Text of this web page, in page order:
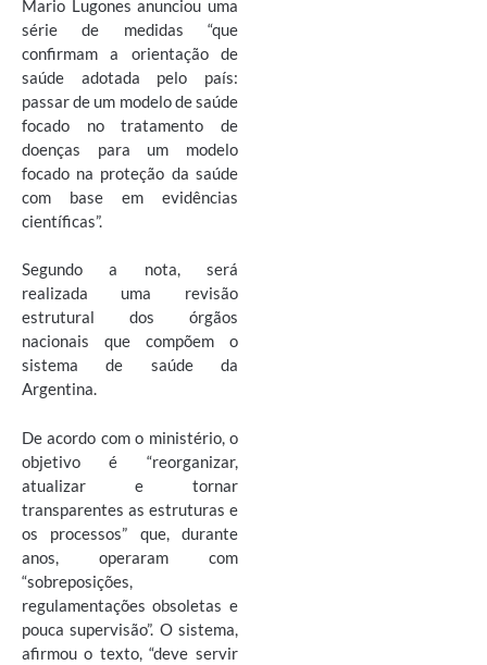
Mario Lugones anunciou uma
série de medidas “que
confirmam a orientação de
saúde adotada pelo país:
passar de um modelo de saúde
focado no tratamento de
doenças para um modelo
focado na proteção da saúde
com base em evidências
científicas”.
Segundo a nota, será
realizada uma revisão
estrutural dos órgãos
nacionais que compõem o
sistema de saúde da
Argentina.
De acordo com o ministério, o
objetivo é “reorganizar,
atualizar e tornar
transparentes as estruturas e
os processos” que, durante
anos, operaram com
“sobreposições,
regulamentações obsoletas e
pouca supervisão”. O sistema,
afirmou o texto, “deve servir